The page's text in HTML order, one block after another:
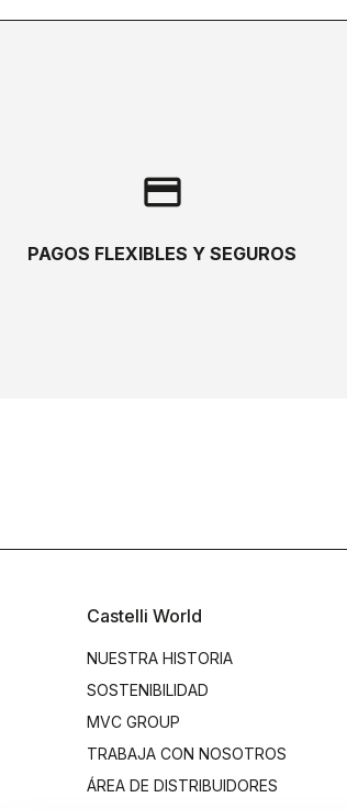
credit_card
PAGOS FLEXIBLES Y SEGUROS
Castelli World
NUESTRA HISTORIA
SOSTENIBILIDAD
MVC GROUP
TRABAJA CON NOSOTROS
ÁREA DE DISTRIBUIDORES